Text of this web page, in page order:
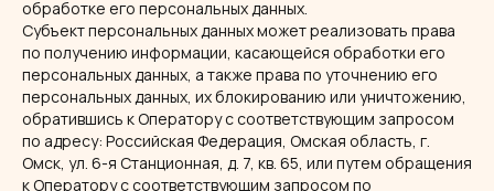
обработке его персональных данных.
Субъект персональных данных может реализовать права
по получению информации, касающейся обработки его
персональных данных, а также права по уточнению его
персональных данных, их блокированию или уничтожению,
обратившись к Оператору с соответствующим запросом
по адресу: Российская Федерация, Омская область, г.
Омск, ул. 6-я Станционная, д. 7, кв. 65, или путем обращения
к Оператору с соответствующим запросом по